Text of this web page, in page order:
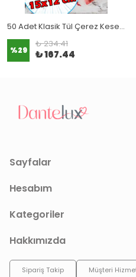
50 Adet Klasik Tül Çerez Kesesi (15x12 cm)
%29
₺ 234.41
₺ 167.44
Sayfalar
Hesabım
Kategoriler
Hakkımızda
Sipariş Takip Müşteri